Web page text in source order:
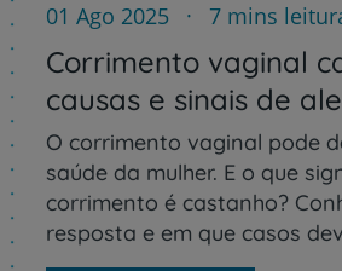
01 Ago 2025 7 mins
Corrimento vaginal
causas e sinais de
O corrimento vaginal pode
saúde da mulher. E o que
corrimento é castanho?
resposta e em que casos